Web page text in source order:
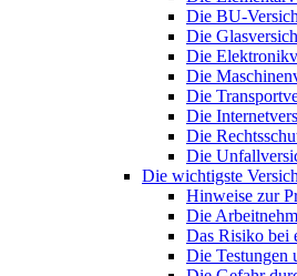
Die BU-
Die
Die
Die
Die
Die
Die
Die
Die wichtigste
Hinweise zur
Die
Das Risiko bei
Die Testungen